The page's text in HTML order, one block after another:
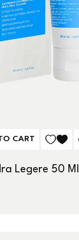
CART
Legere 50 Ml